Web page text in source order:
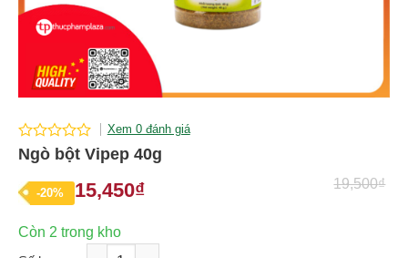
0
out
of
5
Xem 0 đánh giá
Ngò bột Vipep 40g
-20%
19,500₫
Giá
là:
15,450₫Giá
tại
Còn 2 trong kho
Ngò bột Vipep 40g số lượng